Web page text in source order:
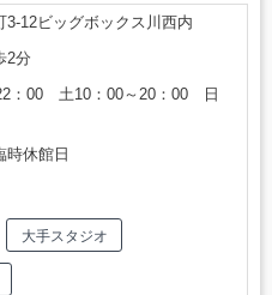
3-12ビッグボックス川西内
2分
：00 土10：00～20：00 日
休館日
大手スタジオ